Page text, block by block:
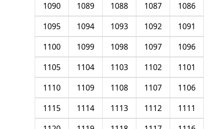
1086
1087
1088
1089
1090
1091
1092
1093
1094
1095
1096
1097
1098
1099
1100
1101
1102
1103
1104
1105
1106
1107
1108
1109
1110
1111
1112
1113
1114
1115